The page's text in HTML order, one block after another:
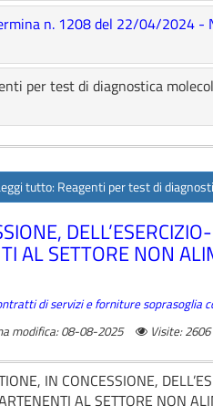
n. 1208 del 22/04/2024 -
per test di diagnostica
tutto: Reagenti per test di
AL SETTORE NON
di servizi e forniture soprasoglia
modifica: 08-08-2025 Visite: 2606
IN CONCESSIONE,
AL SETTORE NON